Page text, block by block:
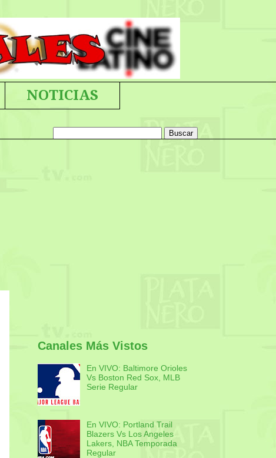
NOTICIAS
Canales Más Vistos
En VIVO: Baltimore Orioles
Vs Boston Red Sox, MLB
Serie Regular
En VIVO: Portland Trail
Blazers Vs Los Angeles
Lakers, NBA Temporada
Regular